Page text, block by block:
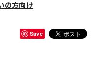
の方向け
Save